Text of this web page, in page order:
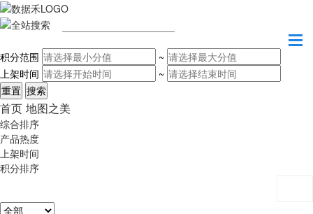
积分范围
~
上架时间
~
首页 地图之美
综合排序
产品热度
上架时间
积分排序